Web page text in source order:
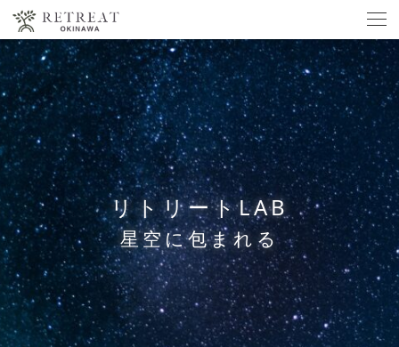
リトリートLAB
星空に包まれる